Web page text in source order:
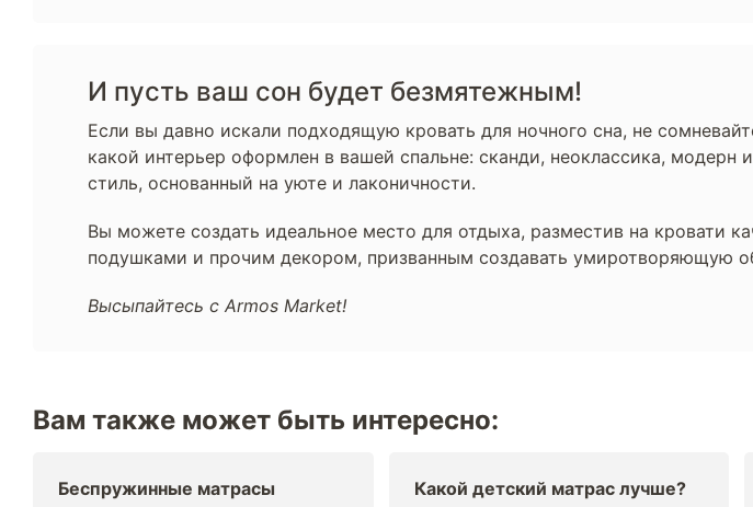
И пусть ваш сон будет безмятежным!
Если вы давно искали подходящую кровать для ночного сна, не
какой интерьер оформлен в вашей спальне: сканди, неоклассика,
стиль, основанный на уюте и лаконичности.
Вы можете создать идеальное место для отдыха, разместив на кровати
подушками и прочим декором, призванным создавать умиротворяющую
Высыпайтесь с Armos Market!
Вам также может быть интересно:
Беспружинные матрасы Какой детский матрас лучше?